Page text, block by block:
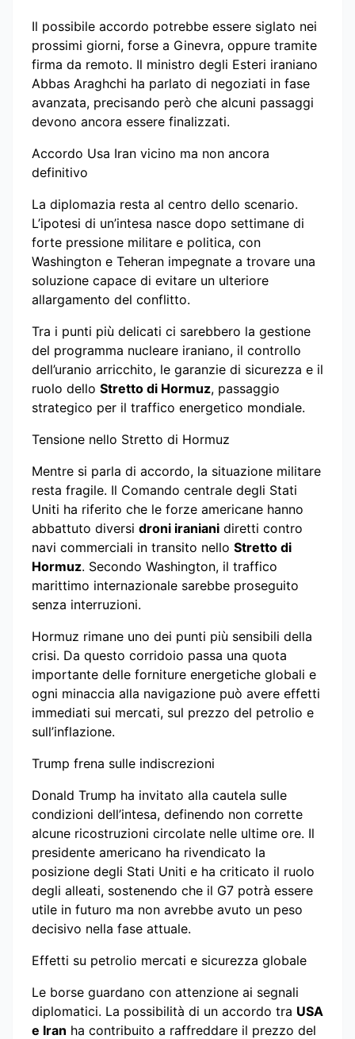
Il possibile accordo potrebbe essere siglato nei
prossimi giorni, forse a Ginevra, oppure tramite
firma da remoto. Il ministro degli Esteri iraniano
Abbas Araghchi ha parlato di negoziati in fase
avanzata, precisando però che alcuni passaggi
devono ancora essere finalizzati.
Accordo Usa Iran vicino ma non ancora
definitivo
La diplomazia resta al centro dello scenario.
L’ipotesi di un’intesa nasce dopo settimane di
forte pressione militare e politica, con
Washington e Teheran impegnate a trovare una
soluzione capace di evitare un ulteriore
allargamento del conflitto.
Tra i punti più delicati ci sarebbero la gestione
del programma nucleare iraniano, il controllo
dell’uranio arricchito, le garanzie di sicurezza e il
ruolo dello Stretto di Hormuz, passaggio
strategico per il traffico energetico mondiale.
Tensione nello Stretto di Hormuz
Mentre si parla di accordo, la situazione militare
resta fragile. Il Comando centrale degli Stati
Uniti ha riferito che le forze americane hanno
abbattuto diversi droni iraniani diretti contro
navi commerciali in transito nello Stretto di
Hormuz. Secondo Washington, il traffico
marittimo internazionale sarebbe proseguito
senza interruzioni.
Hormuz rimane uno dei punti più sensibili della
crisi. Da questo corridoio passa una quota
importante delle forniture energetiche globali e
ogni minaccia alla navigazione può avere effetti
immediati sui mercati, sul prezzo del petrolio e
sull’inflazione.
Trump frena sulle indiscrezioni
Donald Trump ha invitato alla cautela sulle
condizioni dell’intesa, definendo non corrette
alcune ricostruzioni circolate nelle ultime ore. Il
presidente americano ha rivendicato la
posizione degli Stati Uniti e ha criticato il ruolo
degli alleati, sostenendo che il G7 potrà essere
utile in futuro ma non avrebbe avuto un peso
decisivo nella fase attuale.
Effetti su petrolio mercati e sicurezza globale
Le borse guardano con attenzione ai segnali
diplomatici. La possibilità di un accordo tra USA
e Iran ha contribuito a raffreddare il prezzo del